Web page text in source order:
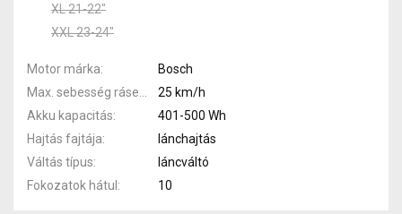
XL 21-22"
XXL 23-24"
Motor márka
Bosch
25 km/h
Akku kapacitás
401-500 Wh
Hajtás fajtája
lánchajtás
Váltás típus
láncváltó
Fokozatok hátul
10